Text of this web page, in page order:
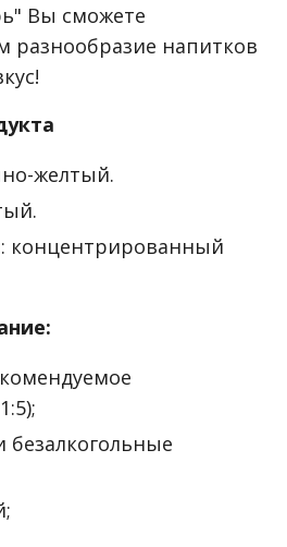
Вы сможете
разнообразие напитков
желтый.
концентрированный
безалкогольные